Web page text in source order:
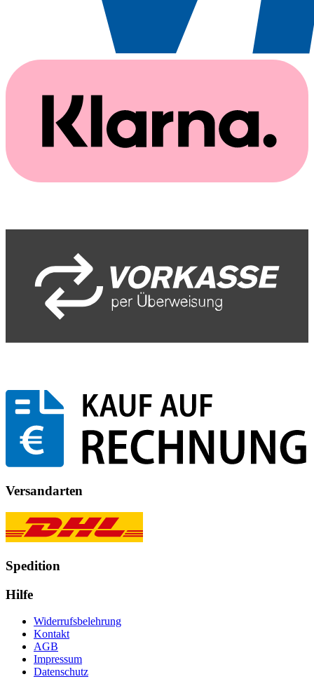
Versandarten
Spedition
Hilfe
Widerrufsbelehrung
Kontakt
AGB
Impressum
Datenschutz